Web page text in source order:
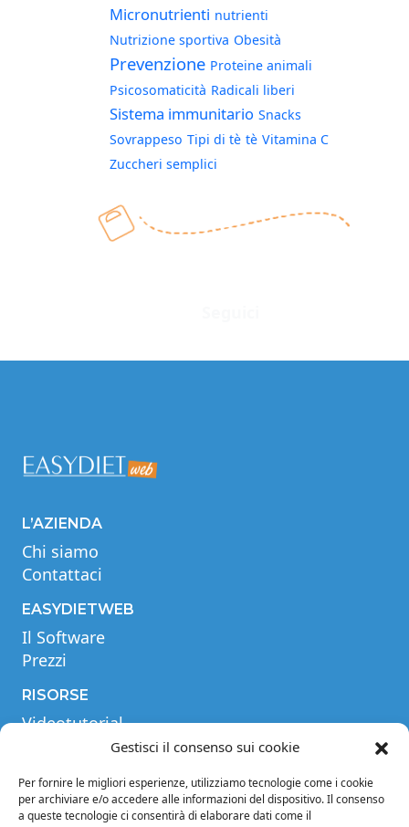
Gestisci il consenso sui cookie
Per fornire le migliori esperienze, utilizziamo tecnologie come i cookie
per archiviare e/o accedere alle informazioni del dispositivo. Il consenso
a queste tecnologie ci consentirà di elaborare dati come il
Micronutrienti nutrienti
Nutrizione sportiva Obesità
Prevenzione Proteine animali
Psicosomaticità Radicali liberi
Sistema immunitario Snacks
Sovrappeso Tipi di tè tè Vitamina C
Zuccheri semplici
L’AZIENDA
Chi siamo
Contattaci
EASYDIETWEB
Il Software
Prezzi
RISORSE
Videotutorial
Tabella comparativa
Glossario